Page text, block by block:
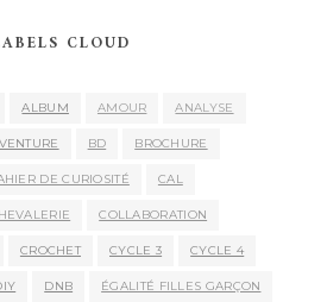
CLOUD
ALBUM AMOUR ANALYSE
BD BROCHURE
DE CURIOSITÉ CAL
COLLABORATION
CROCHET CYCLE 3 CYCLE 4
DNB ÉGALITÉ FILLES GARÇON